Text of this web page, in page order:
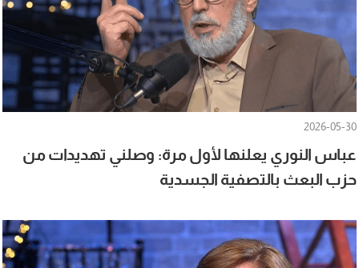
2026-05-30
عباس النوري يعلنها لأول مرة: وصلني تهديدات من
حزب البعث بالتصفية الجسدية